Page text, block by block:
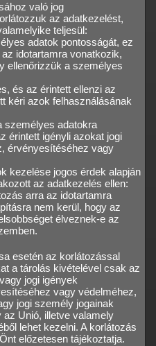
való jog
az adatkezelést,
teljesül:
adatok pontosságát, ez
idotartamra vonatkozik,
ellenőrizzük a személyes
és az érintett ellenzi az
kéri azok felhasználásának
személyes adatokra
érintett igényli azokat jogi
érvényesítéséhez vagy
kezelése jogos érdek alapján
az adatkezelés ellen:
arra az idotartamra
nem kerül, hogy az
élveznek-e az
esetén az korlátozással
a tárolás kivételével csak az
jogi igények
vagy védelméhez,
jogi személy jogainak
Unió, illetve valamely
lehet kezelni. A korlátozás
előzetesen tájékoztatja.